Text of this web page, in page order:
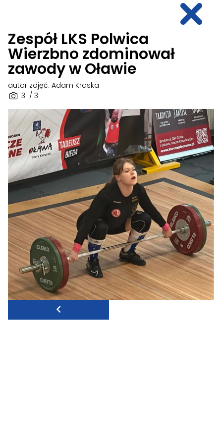
Zespół LKS Polwica
Wierzbno zdominował
zawody w Oławie
3 / 3
autor zdjęć: Adam Kraska